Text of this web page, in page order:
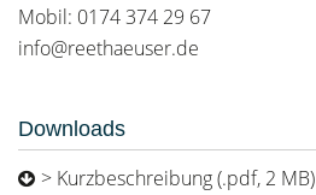
Mobil: 0174 374 29 67
info@reethaeuser.de
Downloads
> Kurzbeschreibung (.pdf, 2 MB)